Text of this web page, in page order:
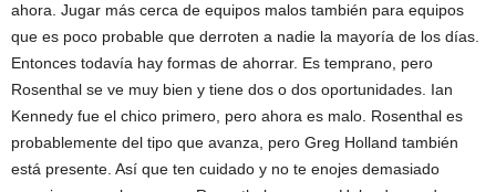
ahora. Jugar más cerca de equipos malos también para equipos
que es poco probable que derroten a nadie la mayoría de los días.
Entonces todavía hay formas de ahorrar. Es temprano, pero
Rosenthal se ve muy bien y tiene dos o dos oportunidades. Ian
Kennedy fue el chico primero, pero ahora es malo. Rosenthal es
probablemente del tipo que avanza, pero Greg Holland también
está presente. Así que ten cuidado y no te enojes demasiado